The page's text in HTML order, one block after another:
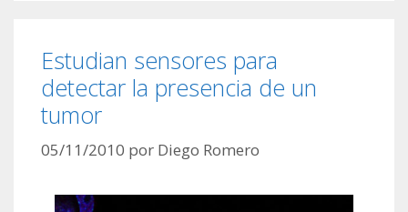
Estudian sensores para
detectar la presencia de un
tumor
05/11/2010 por Diego Romero